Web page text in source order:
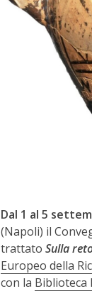
Dal 1 al 5
(Napoli) il
trattato Sulla
Europeo della
con la Biblioteca